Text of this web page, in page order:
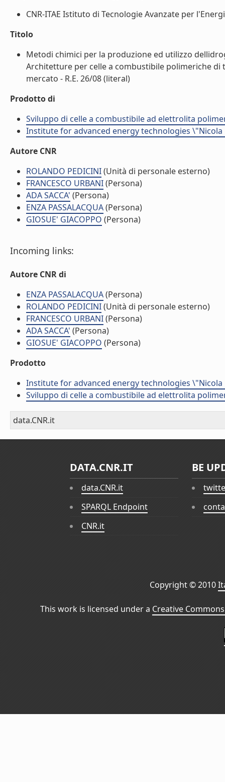
CNR-ITAE Istituto di Tecnologie Avanzate per
Titolo
Metodi chimici per la produzione ed utilizzo
Architetture per celle a combustibile polimeriche di
mercato - R.E. 26/08 (literal)
Prodotto di
Sviluppo di celle a combustibile ad elettrolita
Institute for advanced energy technologies \"Nicola
Autore CNR
ROLANDO PEDICINI(Unità di personale esterno)
FRANCESCO URBANI(Persona)
ADA SACCA' (Persona)
ENZA PASSALACQUA(Persona)
GIOSUE' GIACOPPO (Persona)
Incoming links:
Autore CNR di
ENZA PASSALACQUA(Persona)
ROLANDO PEDICINI(Unità di personale esterno)
FRANCESCO URBANI(Persona)
ADA SACCA' (Persona)
GIOSUE' GIACOPPO (Persona)
Prodotto
Institute for advanced energy technologies \"Nicola
Sviluppo di celle a combustibile ad elettrolita
data.CNR.it
DATA.CNR.IT
data.CNR.it
SPARQL Endpoint
CNR.it
BE
Copyright © 2010
This work is licensed under a Creative